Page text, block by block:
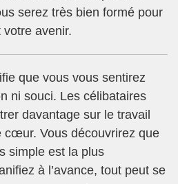
serez très bien formé pour
avenir.
que vous vous sentirez
ni souci. Les célibataires
davantage sur le travail
cœur. Vous découvrirez que
simple est la plus
à l’avance, tout peut se